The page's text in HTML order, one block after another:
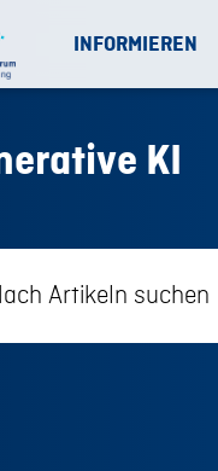
INFORMIEREN
KI